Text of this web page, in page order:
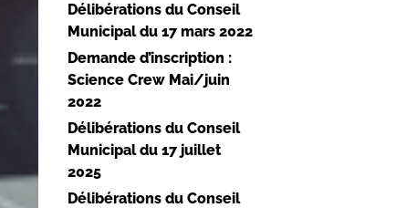
Délibérations du Conseil
Municipal du 17 mars 2022
Demande d’inscription :
Science Crew Mai/juin
2022
Délibérations du Conseil
Municipal du 17 juillet
2025
Délibérations du Conseil